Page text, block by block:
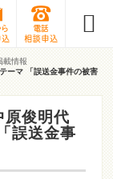
Webから相談予約
載情報
ーマ 「誤送金事件の被害
原俊明代
誤送金事